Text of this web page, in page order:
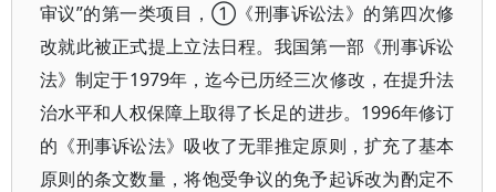
审议”的第一类项目，①《刑事诉讼法》的第四次修
改就此被正式提上立法日程。我国第一部《刑事诉讼
法》制定于1979年，迄今已历经三次修改，在提升法
治水平和人权保障上取得了长足的进步。1996年修订
的《刑事诉讼法》吸收了无罪推定原则，扩充了基本
原则的条文数量，将饱受争议的免予起诉改为酌定不